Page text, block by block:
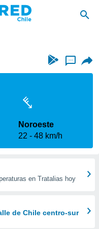
...
Noroeste
22
48 km/h
en Tratalias hoy
de Chile centro-sur